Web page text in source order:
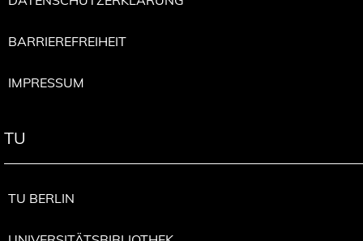
BARRIEREFREIHEIT
IMPRESSUM
TU
TU BERLIN